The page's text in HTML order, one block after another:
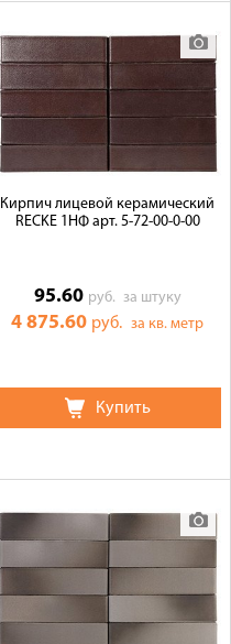
Кирпич лицевой керамический
RECKE 1НФ арт. 5-72-00-0-00
95.60 руб. за штуку
4 875.60 руб.за кв. метр
Купить